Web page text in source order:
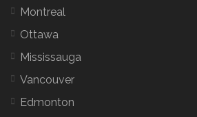
Montreal
Ottawa
Mississauga
Vancouver
Edmonton